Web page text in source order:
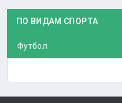
ПО ВИДАМ СПОРТА
Футбол